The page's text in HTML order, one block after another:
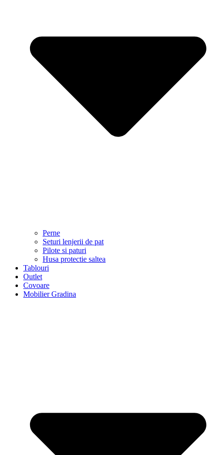
Perne
Seturi lenjerii de pat
Pilote si paturi
Husa protectie saltea
Tablouri
Outlet
Covoare
Mobilier Gradina